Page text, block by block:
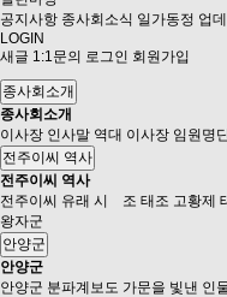
공지사항 종사회소식 일가동정 업
LOGIN
새글 1:1문의 로그인 회원가입
종사회소개
종사회소개
이사장 인사말 역대 이사장 임원명
전주이씨 역사
전주이씨 역사
전주이씨 유래 시 조 태조 고황제
왕자군
안양군
안양군
안양군 분파계보도 가문을 빛낸 인